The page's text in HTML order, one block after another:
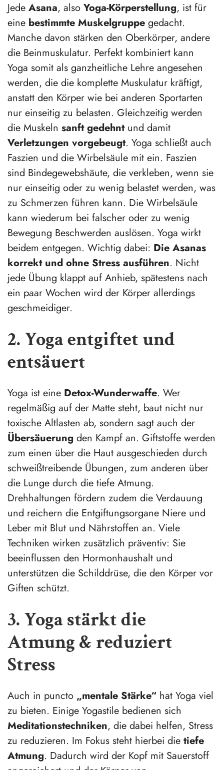
Jede Asana, also Yoga-Körperstellung, ist für
eine bestimmte Muskelgruppe gedacht.
Manche davon stärken den Oberkörper, andere
die Beinmuskulatur. Perfekt kombiniert kann
Yoga somit als ganzheitliche Lehre angesehen
werden, die die komplette Muskulatur kräftigt,
anstatt den Körper wie bei anderen Sportarten
nur einseitig zu belasten. Gleichzeitig werden
die Muskeln sanft gedehnt und damit
Verletzungen vorgebeugt. Yoga schließt auch
Faszien und die Wirbelsäule mit ein. Faszien
sind Bindegewebshäute, die verkleben, wenn sie
nur einseitig oder zu wenig belastet werden, was
zu Schmerzen führen kann. Die Wirbelsäule
kann wiederum bei falscher oder zu wenig
Bewegung Beschwerden auslösen. Yoga wirkt
beidem entgegen. Wichtig dabei: Die Asanas
korrekt und ohne Stress ausführen. Nicht
jede Übung klappt auf Anhieb, spätestens nach
ein paar Wochen wird der Körper allerdings
geschmeidiger.
2. Yoga entgiftet und
entsäuert
Yoga ist eine Detox-Wunderwaffe. Wer
regelmäßig auf der Matte steht, baut nicht nur
toxische Altlasten ab, sondern sagt auch der
Übersäuerung den Kampf an. Giftstoffe werden
zum einen über die Haut ausgeschieden durch
schweißtreibende Übungen, zum anderen über
die Lunge durch die tiefe Atmung.
Drehhaltungen fördern zudem die Verdauung
und reichern die Entgiftungsorgane Niere und
Leber mit Blut und Nährstoffen an. Viele
Techniken wirken zusätzlich präventiv: Sie
beeinflussen den Hormonhaushalt und
unterstützen die Schilddrüse, die den Körper vor
Giften schützt.
3. Yoga stärkt die
Atmung & reduziert
Stress
Auch in puncto „mentale Stärke“ hat Yoga viel
zu bieten. Einige Yogastile bedienen sich
Meditationstechniken, die dabei helfen, Stress
zu reduzieren. Im Fokus steht hierbei die tiefe
Atmung. Dadurch wird der Kopf mit Sauerstoff